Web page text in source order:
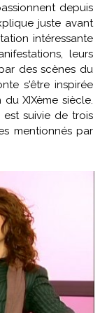
depuis
juste avant
intéressante
leurs
des scènes du
s'être inspirée
XIXème siècle.
est suivie de trois
mentionnés par